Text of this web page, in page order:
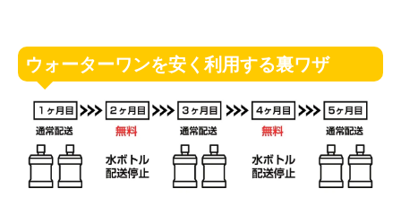
ウォーターワンを安く利用する裏ワザ